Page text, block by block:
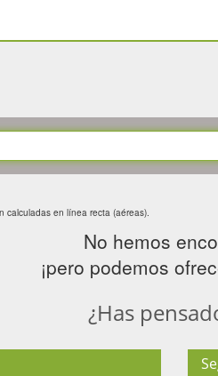
calculadas en línea recta (aéreas).
No hemos
¡pero podemos
¿Has